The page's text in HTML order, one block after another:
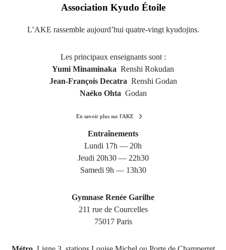
Association Kyudo Étoile
L’AKE rassemble aujourd’hui quatre-vingt kyudojins.
Les principaux enseignants sont :
Yumi Minaminaka Renshi Rokudan
Jean-François Decatra Renshi Godan
Naéko Ohta Godan
En savoir plus sur l'AKE
Entraînements
Lundi 17h — 20h
Jeudi 20h30 — 22h30
Samedi 9h — 13h30
Gymnase Renée Garilhe
211 rue de Courcelles
75017 Paris